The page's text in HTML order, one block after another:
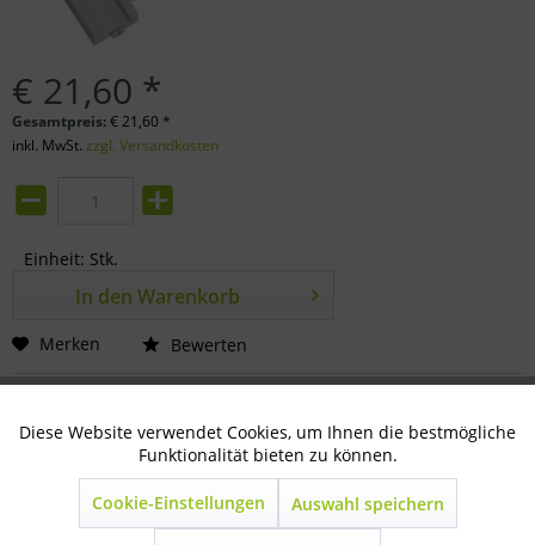
€ 21,60 *
Gesamtpreis:€21,60 *
inkl. MwSt. zzgl. Versandkosten
Einheit: Stk.
In den Warenkorb
Merken Bewerten
1reihig - 5 stellig Schlagstempelkopf stranggepresst
extrem stabil und leicht...mehr
Technisch notwendig Aktiv
Marketing Inaktiv
Diese Website verwendet Cookies, um Ihnen die bestmögliche
Funktionalität bieten zu können.
Cookie-Einstellungen Auswahl speichern